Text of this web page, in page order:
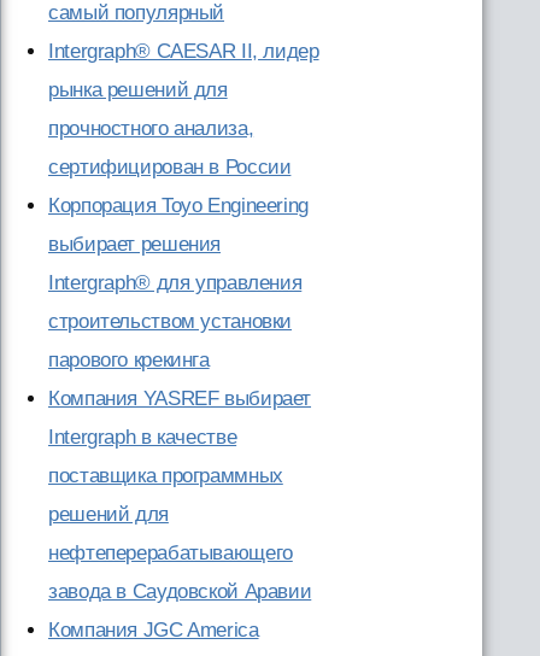
самый популярный
Intergraph® CAESAR II, лидер
рынка решений для
прочностного анализа,
сертифицирован в России
Корпорация Toyo Engineering
выбирает решения
Intergraph® для управления
строительством установки
парового крекинга
Компания YASREF выбирает
Intergraph в качестве
поставщика программных
решений для
нефтеперерабатывающего
завода в Саудовской Аравии
Компания JGC America